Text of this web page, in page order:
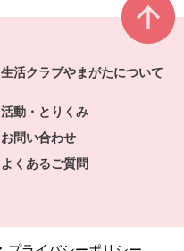
生活クラブやまがたについて
活動・とりくみ
お問い合わせ
よくあるご質問